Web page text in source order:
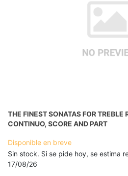
THE FINEST SONATAS FOR TREBLE
CONTINUO, SCORE AND PART
Disponible en breve
Sin stock. Si se pide hoy, se estima
17/08/26